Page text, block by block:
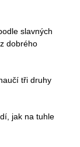
slavných
dobrého
tři druhy
jak na tuhle